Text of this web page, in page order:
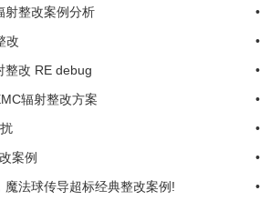
射整改案例分析
改
整改 RE debug
辐射整改方案
案例
法球传导超标经典整改案例!